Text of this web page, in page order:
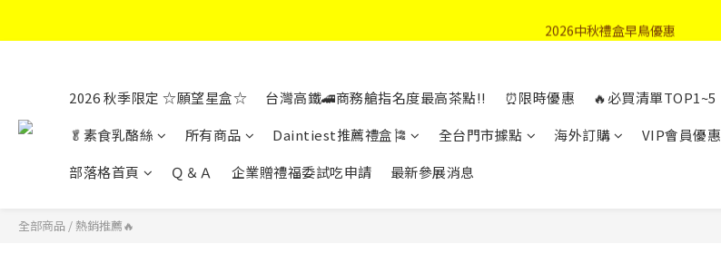
首購優惠輸入"N50"現折50元
2026中秋禮盒早鳥優惠
2026 秋季限定 ☆願望星盒☆ 台灣高鐵🚄商務艙指名度最高茶點!! ⏰限時優惠 🔥必買清單TOP1~5
🥬素食乳酪絲
所有商品 Daintiest推薦禮盒🎏 全台門市據點 海外訂購 VIP會員優惠
部落格首頁
Ｑ＆Ａ 企業贈禮福委試吃申請 最新參展消息
全部商品 /熱銷推薦🔥